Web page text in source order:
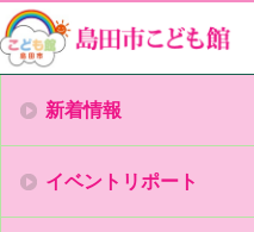
新着情報
イベントリポート